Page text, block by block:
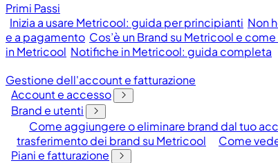
Primi Passi
Inizia a usare Metricool: guida per principianti Non
e a pagamento Cos’è un Brand su Metricool e
in Metricool Notifiche in Metricool: guida completa
Gestione dell'account e fatturazione
Account e accesso
Brand e utenti
Come aggiungere o eliminare brand dal tuo
trasferimento dei brand su Metricool
Come
Piani e fatturazione